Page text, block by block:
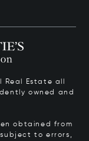
Real Estate all
owned and
obtained from
to errors,